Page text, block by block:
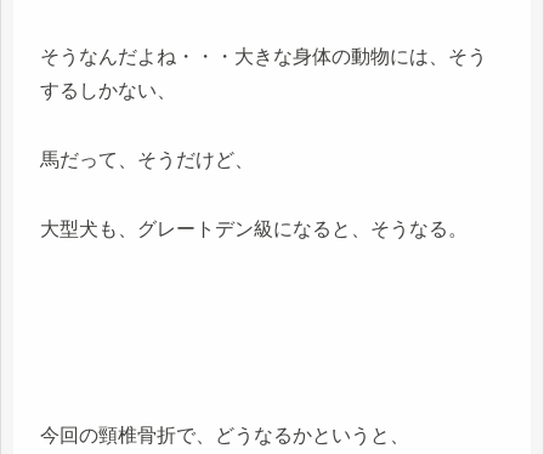
そうなんだよね・・・大きな身体の動物には、そう
するしかない、
馬だって、そうだけど、
大型犬も、グレートデン級になると、そうなる。
今回の頸椎骨折で、どうなるかというと、